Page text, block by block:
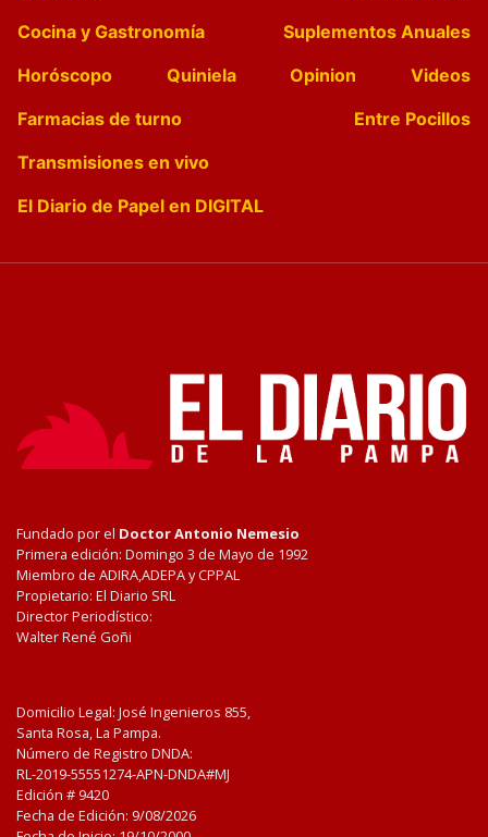
Cocina y Gastronomía
Suplementos Anuales
Horóscopo
Quiniela Opinion
Videos
Farmacias de turno
Entre Pocillos
Transmisiones en vivo
El Diario de Papel en DIGITAL
Fundado por el Doctor Antonio Nemesio
Primera edición: Domingo 3 de Mayo de 1992
Miembro de ADIRA,ADEPA y CPPAL
Propietario: El Diario SRL
Director Periodístico:
Walter René Goñi
Domicilio Legal: José Ingenieros 855,
Santa Rosa, La Pampa.
Número de Registro DNDA:
RL-2019-55551274-APN-DNDA#MJ
Edición # 9420
Fecha de Edición: 9/08/2026